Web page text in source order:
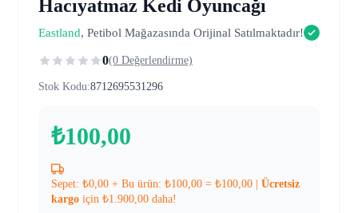
Hacıyatmaz Kedi Oyuncağı
Eastland, Petibol Mağazasında Orijinal Satılmaktadır!
0(0 Değerlendirme)
Stok Kodu:8712695531296
₺100,00
Sepet: ₺0,00 + Bu ürün: ₺100,00 = ₺100,00
Ücretsiz
kargo için ₺1.900,00 daha!